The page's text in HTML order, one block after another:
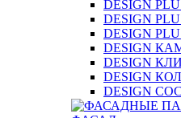
DESIGN
DESIGN
DESIGN
DESIGN
DESIGN
DESIGN
DESIGN